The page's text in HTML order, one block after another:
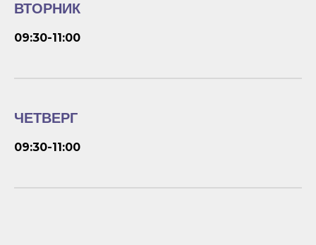
ВТОРНИК
09:30-11:00
ЧЕТВЕРГ
09:30-11:00